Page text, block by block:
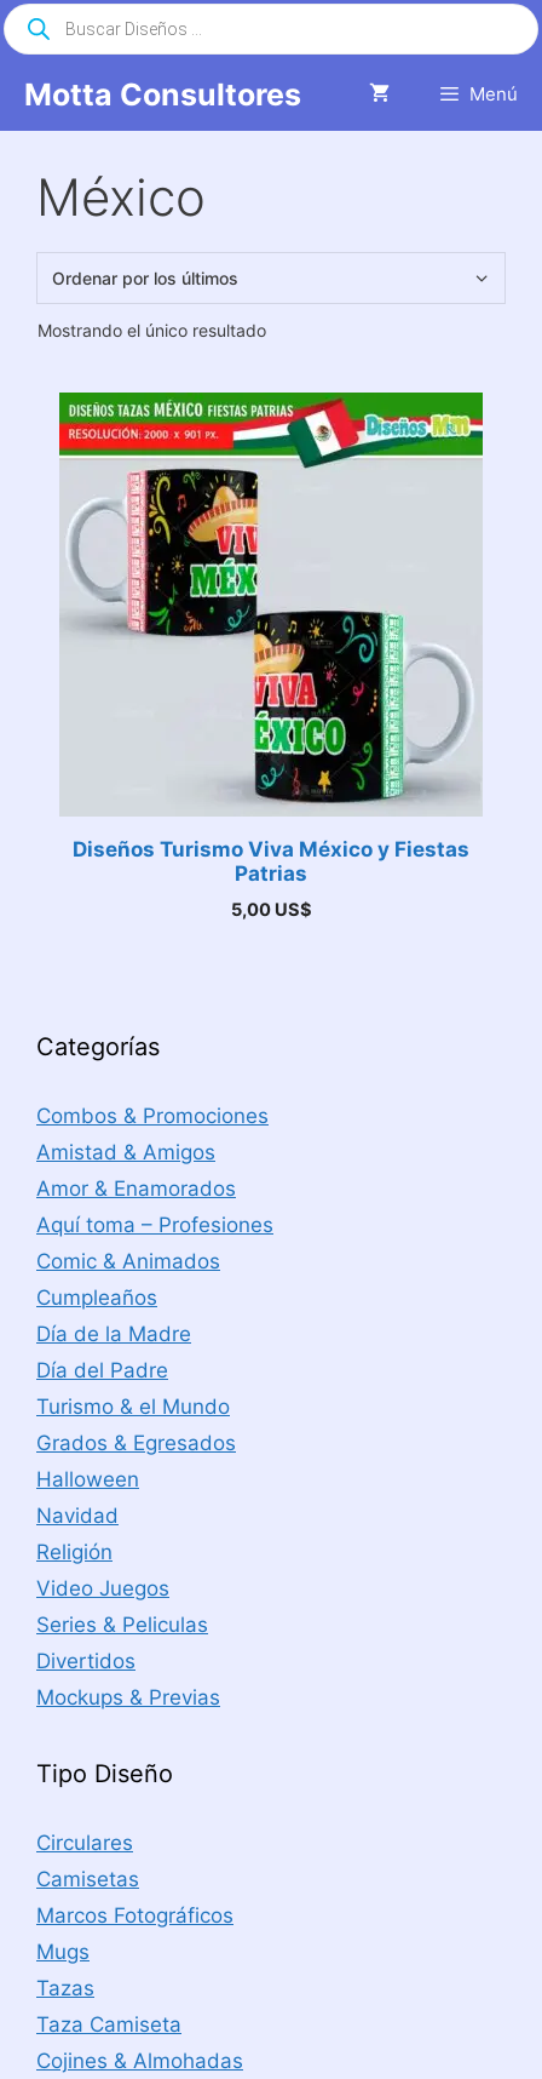
Saltar
al
Motta Consultores Menú
Búsqueda
de
productos
México
Mostrando el único resultado
Diseños Turismo Viva México y Fiestas
Patrias
5,00 US$
Categorías
Combos & Promociones
Amistad & Amigos
Amor & Enamorados
Aquí toma – Profesiones
Comic & Animados
Cumpleaños
Día de la Madre
Día del Padre
Turismo & el Mundo
Grados & Egresados
Halloween
Navidad
Religión
Video Juegos
Series & Peliculas
Divertidos
Mockups & Previas
Tipo Diseño
Circulares
Camisetas
Marcos Fotográficos
Mugs
Tazas
Taza Camiseta
Cojines & Almohadas